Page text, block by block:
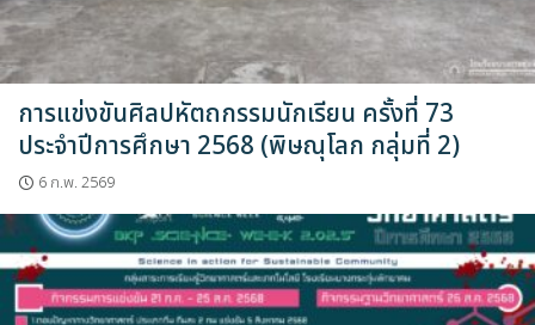
การแข่งขันศิลปหัตถกรรมนักเรียน ครั้งที่ 73
ประจำปีการศึกษา 2568 (พิษณุโลก กลุ่มที่ 2)
6 ก.พ. 2569